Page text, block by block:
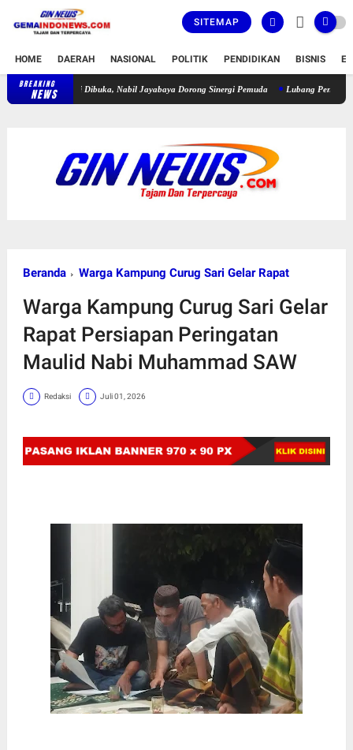
SITEMAP
HOME DAERAH NASIONAL POLITIK PENDIDIKAN BISNIS
BREAKING
NEWS
Turnamen Sepak Bola Piala APDESI Cileles–BIL Group Resmi Dibuka, Nabil
Beranda Warga Kampung Curug Sari Gelar Rapat
Warga Kampung Curug Sari Gelar
Rapat Persiapan Peringatan
Maulid Nabi Muhammad SAW
Redaksi Juli 01, 2026